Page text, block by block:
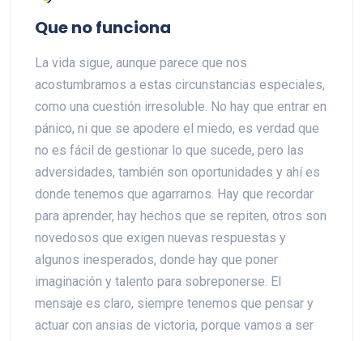
Que no funciona
La vida sigue, aunque parece que nos
acostumbramos a estas circunstancias especiales,
como una cuestión irresoluble. No hay que entrar en
pánico, ni que se apodere el miedo, es verdad que
no es fácil de gestionar lo que sucede, pero las
adversidades, también son oportunidades y ahí es
donde tenemos que agarrarnos. Hay que recordar
para aprender, hay hechos que se repiten, otros son
novedosos que exigen nuevas respuestas y
algunos inesperados, donde hay que poner
imaginación y talento para sobreponerse. El
mensaje es claro, siempre tenemos que pensar y
actuar con ansias de victoria, porque vamos a ser